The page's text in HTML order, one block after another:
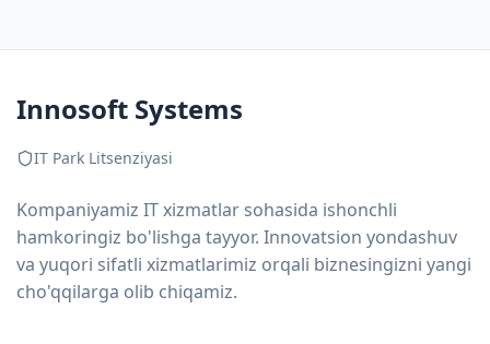
Innosoft Systems
IT Park Litsenziyasi
Kompaniyamiz IT xizmatlar sohasida ishonchli
hamkoringiz bo'lishga tayyor. Innovatsion yondashuv
va yuqori sifatli xizmatlarimiz orqali biznesingizni yangi
cho'qqilarga olib chiqamiz.